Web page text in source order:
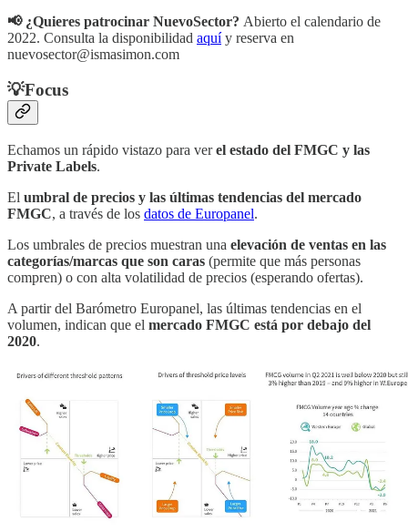
📢 ¿Quieres patrocinar NuevoSector? Abierto el calendario de
2022. Consulta la disponibilidad aquí y reserva en
nuevosector@ismasimon.com
💡Focus
Echamos un rápido vistazo para verel estado del FMGC y las
Private Labels.
El umbral de precios y las últimas tendencias del mercado
FMGC, a través de los datos de Europanel.
Los umbrales de precios muestran una elevación de ventas en las
categorías/marcas que son caras (permite que más personas
compren) o con alta volatilidad de precios (esperando ofertas).
A partir del Barómetro Europanel, las últimas tendencias en el
volumen, indican que el mercado FMGC está por debajo del
2020.